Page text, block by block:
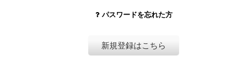
パスワードを忘れた方
新規登録はこちら